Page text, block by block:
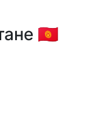
🇰🇬